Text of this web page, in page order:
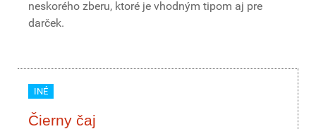
neskorého zberu, ktoré je vhodným tipom aj pre
darček.
INÉ
Čierny čaj